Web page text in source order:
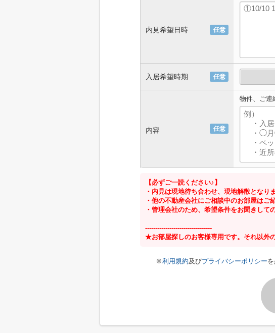
内見希望日時 任意
入居希望時期 任意
内容 任意
物件、ご連
【必ずご一読ください♪】
・内見は現地待ち合わせ、現地解散となりま
・他の不動産会社にご相談中のお部屋はご
・管理会社のため、希望条件をお聞きして
---------------------------------
★お部屋探しのお客様専用です。それ以外
※利用規約及びプライバシーポリシー